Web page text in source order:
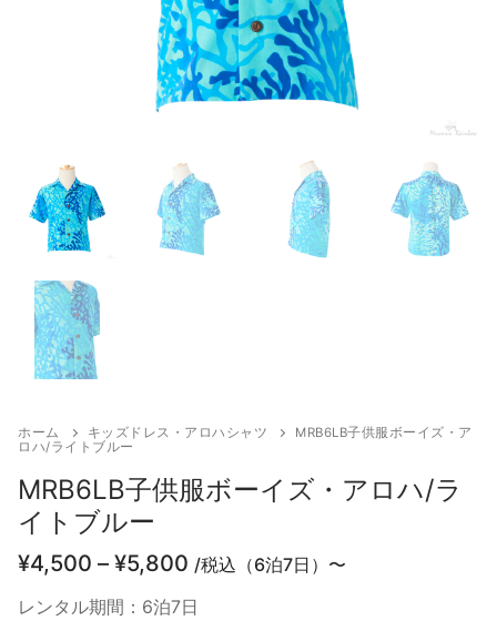
来店レンタル
検
索:
ホーム キッズドレス・アロハシャツ
MRB6LB子供服ボーイズ・ア
ロハ/ライトブルー
MRB6LB子供服ボーイズ・アロハ/ラ
イトブルー
¥4,500 – ¥5,800 価
帯:
/税込（6泊7日）〜
レンタル期間：6泊7日